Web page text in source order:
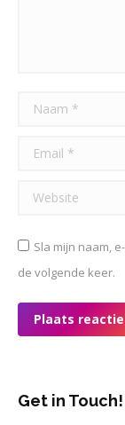
Naam *
Email *
Website
Sla mijn naam,
de volgende keer.
Plaats reactie
Get in Touch!